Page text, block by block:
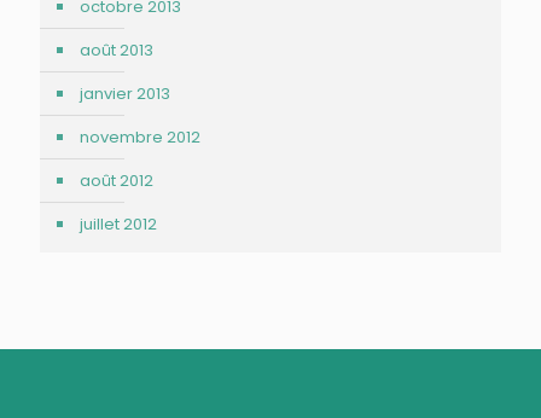
octobre 2013
août 2013
janvier 2013
novembre 2012
août 2012
juillet 2012